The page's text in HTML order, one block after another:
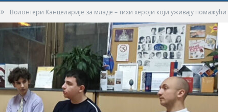
» Волонтери Канцеларије за младе – тихи хероји који уживају